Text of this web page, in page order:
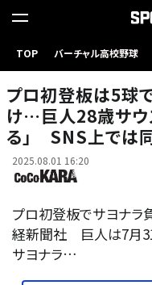
TOP バーチャル高校野球
プロ初登板は5球
け…巨人28歳サウ
る」 SNS上では
2025.08.01 16:20
プロ初登板でサヨナラ
経新聞社 巨人は7月31
サヨナラ…